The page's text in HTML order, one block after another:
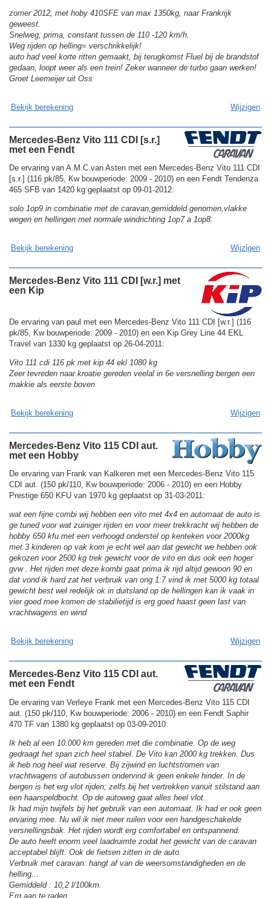
zomer 2012, met hoby 410SFE van max 1350kg, naar Frankrijk
geweest.
Snelweg; prima, constant tussen de 110 -120 km/h.
Weg rijden op helling= verschrikkelijk!
auto had veel korte ritten gemaakt, bij terugkomst Fluel bij de brandstof
gedaan, loopt weer als een trein! Zeker wanneer de turbo gaan werken!
Groet Leemeijer uit Oss
Bekijk berekening Wijzigen
Mercedes-Benz Vito 111 CDI [s.r.]
met een Fendt
De ervaring van A.M.C.van Asten met een Mercedes-Benz Vito 111 CDI
[s.r.] (116 pk/85, Kw bouwperiode: 2009 - 2010) en een Fendt Tendenza
465 SFB van 1420 kg geplaatst op 09-01-2012:
solo 1op9 in combinatie met de caravan,gemiddeld genomen,vlakke
wegen en hellingen met normale windrichting 1op7 a 1op8.
Bekijk berekening Wijzigen
Mercedes-Benz Vito 111 CDI [w.r.] met
een Kip
De ervaring van paul met een Mercedes-Benz Vito 111 CDI [w.r.] (116
pk/85, Kw bouwperiode: 2009 - 2010) en een Kip Grey Line 44 EKL
Travel van 1330 kg geplaatst op 26-04-2011:
Vito 111 cdi 116 pk met kip 44 ekl 1080 kg
Zeer tevreden naar kroatie gereden veelal in 6e versnelling bergen een
makkie als eerste boven
Bekijk berekening Wijzigen
Mercedes-Benz Vito 115 CDI aut.
met een Hobby
De ervaring van Frank van Kalkeren met een Mercedes-Benz Vito 115
CDI aut. (150 pk/110, Kw bouwperiode: 2006 - 2010) en een Hobby
Prestige 650 KFU van 1970 kg geplaatst op 31-03-2011:
wat een fijne combi wij hebben een vito met 4x4 en automaat de auto is
ge tuned voor wat zuiniger rijden en voor meer trekkracht wij hebben de
hobby 650 kfu met een verhoogd onderstel op kenteken voor 2000kg
met 3 kinderen op vak kom je echt wel aan dat gewicht we hebben ook
gekozen voor 2500 kg trek gewicht voor de vito en dus ook een hoger
gvw . Het rijden met deze kombi gaat prima ik rijd altijd gewoon 90 en
dat vond ik hard zat het verbruik van ong 1:7 vind ik met 5000 kg totaal
gewicht best wel redelijk ok in duitsland op de hellingen kan ik vaak in
vier goed mee komen de stabilietijd is erg goed haast geen last van
vrachtwagens en wind
Bekijk berekening Wijzigen
Mercedes-Benz Vito 115 CDI aut.
met een Fendt
De ervaring van Verleye Frank met een Mercedes-Benz Vito 115 CDI
aut. (150 pk/110, Kw bouwperiode: 2006 - 2010) en een Fendt Saphir
470 TF van 1380 kg geplaatst op 03-09-2010:
Ik heb al een 10.000 km gereden met die combinatie. Op de weg
gedraagt het span zich heel stabiel. De Vito kan 2000 kg trekken. Dus
ik heb nog heel wat reserve. Bij zijwind en luchtstromen van
vrachtwagens of autobussen ondervind ik geen enkele hinder. In de
bergen is het erg vlot rijden; zelfs bij het vertrekken vanuit stilstand aan
een haarspeldbocht. Op de autoweg gaat alles heel vlot.
Ik had mijn twijfels bij het gebruik van een automaat. Ik had er ook geen
ervaring mee. Nu wil ik niet meer ruilen voor een handgeschakelde
versnellingsbak. Het rijden wordt erg comfortabel en ontspannend.
De auto heeft enorm veel laadruimte zodat het gewicht van de caravan
acceptabel blijft. Ook de fietsen zitten in de auto.
Verbruik met caravan: hangt af van de weersomstandigheden en de
helling...
Gemiddeld : 10,2 l/100km.
Erg aan te raden.